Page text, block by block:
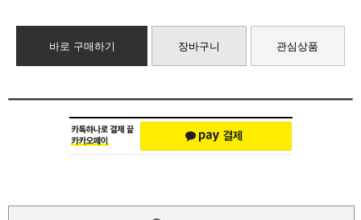
바로 구매하기 장바구니 관심상품